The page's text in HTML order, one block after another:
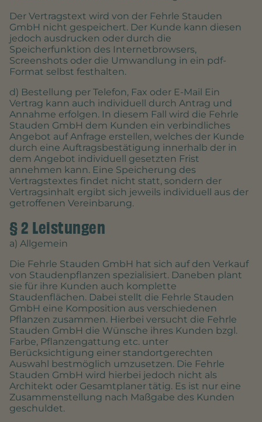
Der Vertragstext wird von der Fehrle Stauden
GmbH nicht gespeichert. Der Kunde kann diesen
jedoch ausdrucken oder durch die
Speicherfunktion des Internetbrowsers,
Screenshots oder die Umwandlung in ein pdf-
Format selbst festhalten.
d) Bestellung per Telefon, Fax oder E-Mail Ein
Vertrag kann auch individuell durch Antrag und
Annahme erfolgen. In diesem Fall wird die Fehrle
Stauden GmbH dem Kunden ein verbindliches
Angebot auf Anfrage erstellen, welches der Kunde
durch eine Auftragsbestätigung innerhalb der in
dem Angebot individuell gesetzten Frist
annehmen kann. Eine Speicherung des
Vertragstextes findet nicht statt, sondern der
Vertragsinhalt ergibt sich jeweils individuell aus der
getroffenen Vereinbarung.
§ 2 Leistungen
a) Allgemein
Die Fehrle Stauden GmbH hat sich auf den Verkauf
von Staudenpflanzen spezialisiert. Daneben plant
sie für ihre Kunden auch komplette
Staudenflächen. Dabei stellt die Fehrle Stauden
GmbH eine Komposition aus verschiedenen
Pflanzen zusammen. Hierbei versucht die Fehrle
Stauden GmbH die Wünsche ihres Kunden bzgl.
Farbe, Pflanzengattung etc. unter
Berücksichtigung einer standortgerechten
Auswahl bestmöglich umzusetzen. Die Fehrle
Stauden GmbH wird hierbei jedoch nicht als
Architekt oder Gesamtplaner tätig. Es ist nur eine
Zusammenstellung nach Maßgabe des Kunden
geschuldet.